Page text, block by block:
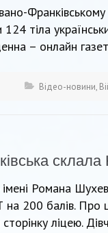
124 тіла
– онлайн
Відео-новини,
Романа
200 балів. Про
ліцею.